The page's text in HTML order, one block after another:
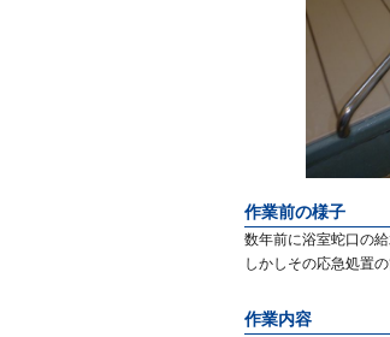
作業前の様子
数年前に浴室蛇口の
しかしその応急処置
作業内容